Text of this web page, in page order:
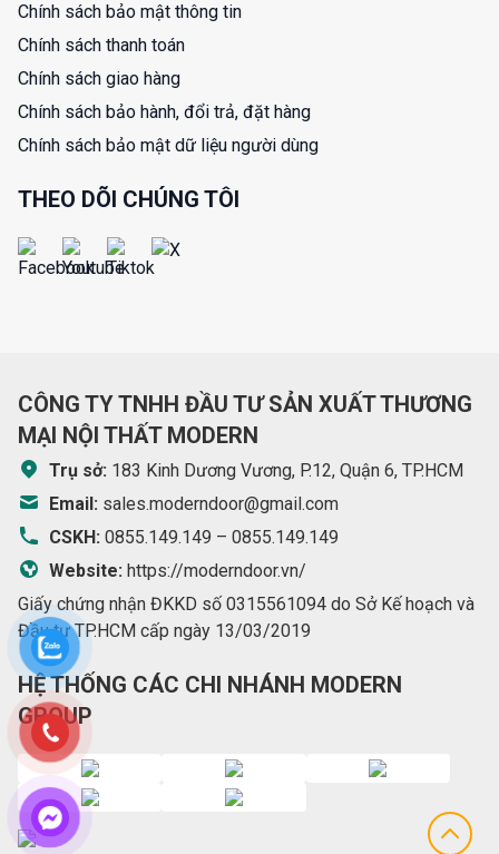
Chính sách bảo mật thông tin
Chính sách thanh toán
Chính sách giao hàng
Chính sách bảo hành, đổi trả, đặt hàng
Chính sách bảo mật dữ liệu người dùng
THEO DÕI CHÚNG TÔI
CÔNG TY TNHH ĐẦU TƯ SẢN XUẤT THƯƠNG
MẠI NỘI THẤT MODERN
Trụ sở: 183 Kinh Dương Vương, P.12, Quận 6, TP.HCM
Email: sales.moderndoor@gmail.com
CSKH: 0855.149.149 – 0855.149.149
Website: https://moderndoor.vn/
Giấy chứng nhận ĐKKD số 0315561094 do Sở Kế hoạch và
Đầu tư TP.HCM cấp ngày 13/03/2019
HỆ THỐNG CÁC CHI NHÁNH MODERN
GROUP